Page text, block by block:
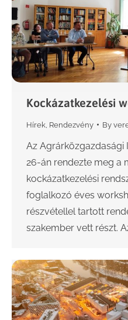
Kockázatkezelési
Hírek Rendezvény By
Az Agrárközgazdasági
26-án rendezte meg a
kockázatkezelési
foglalkozó éves
részvétellel tartott
szakember vett részt.